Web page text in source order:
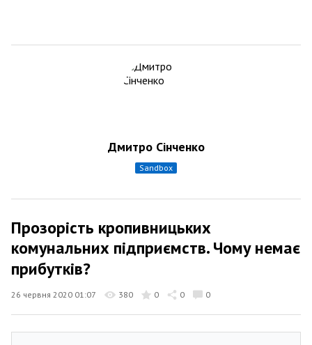
Дмитро Сінченко
sandbox
Прозорість кропивницьких
комунальних підприємств. Чому немає
прибутків?
26 червня 2020 01:07 380 0 0 0